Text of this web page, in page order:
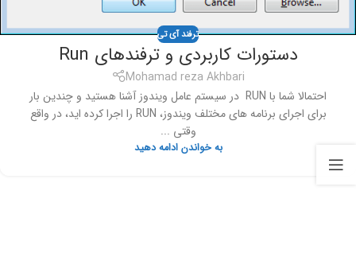
ترفند آی تی
دستورات کاربردی و ترفندهای Run
Mohamad reza Akhbari
احتمالا شما با RUN در سیستم عامل ویندوز آشنا هستید و چندین بار
برای اجرای برنامه های مختلف ویندوز، RUN را اجرا کرده اید، در واقع
وقتی ...
به خواندن ادامه دهید